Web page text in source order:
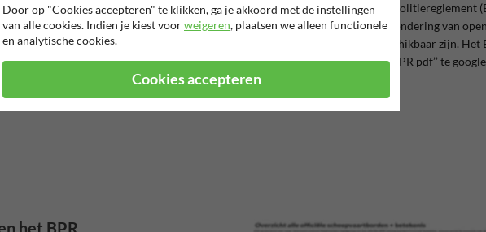
Elk schip dat vaart binnen het werkingsgebied van het Binnenvaartpolitiereglement
een actuele versie van het reglement aan boord te hebben, met uitzondering van
Dit exemplaar kan zowel in gedrukte vorm als in digitale vorm beschikbaar zijn. Het
gemakkelijke in digitale vorm beschikbaar via gratis apps of door ‘’BPR pdf’’ te
Door op "Cookies accepteren" te klikken, ga je akkoord met de instellingen
van alle cookies. Indien je kiest voorweigeren, plaatsen we alleen functionele
en analytische cookies.
Cookies accepteren